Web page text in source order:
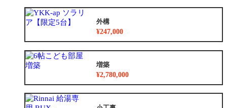
外構
¥247,000
増築
¥2,780,000